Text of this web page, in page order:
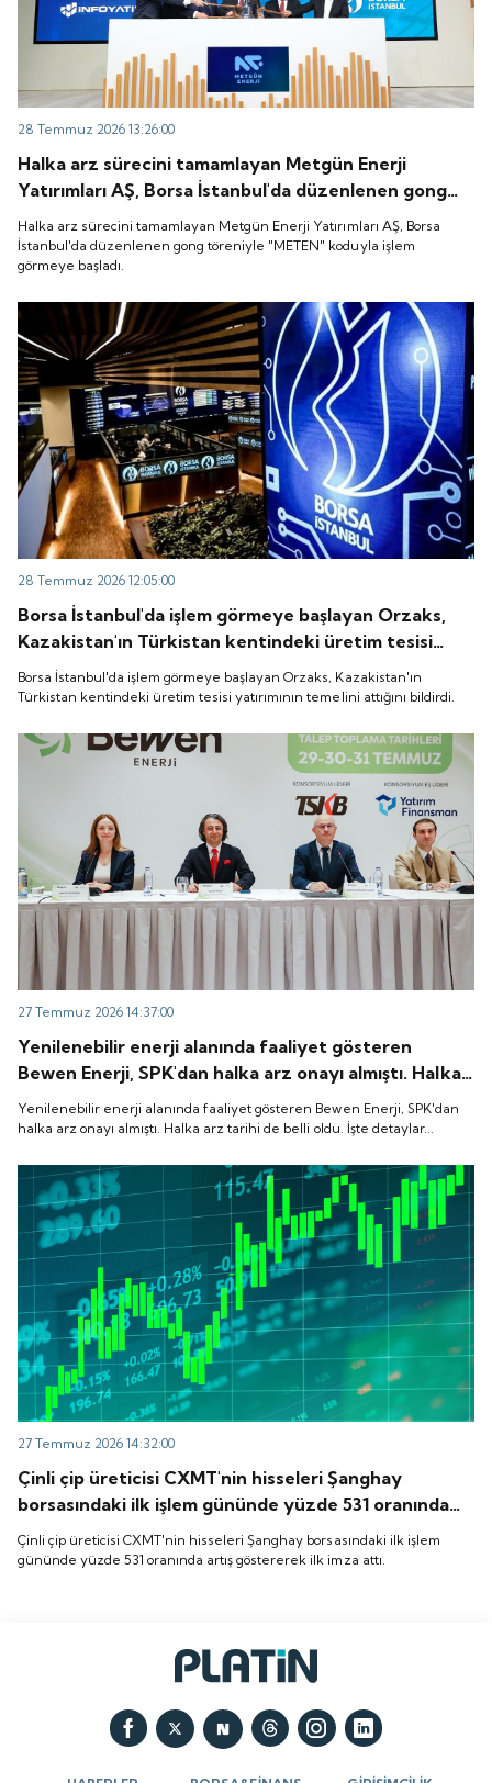
28 Temmuz 2026 13:26:00
Halka arz sürecini tamamlayan Metgün Enerji
Yatırımları AŞ, Borsa İstanbul'da düzenlenen gong
töreniyle "METEN" koduyla işlem görmeye başladı.
Halka arz sürecini tamamlayan Metgün Enerji Yatırımları AŞ, Borsa
İstanbul'da düzenlenen gong töreniyle "METEN" koduyla işlem
görmeye başladı.
28 Temmuz 2026 12:05:00
Borsa İstanbul'da işlem görmeye başlayan Orzaks,
Kazakistan'ın Türkistan kentindeki üretim tesisi
yatırımının temelini attığını bildirdi.
Borsa İstanbul'da işlem görmeye başlayan Orzaks, Kazakistan'ın
Türkistan kentindeki üretim tesisi yatırımının temelini attığını bildirdi.
27 Temmuz 2026 14:37:00
Yenilenebilir enerji alanında faaliyet gösteren
Bewen Enerji, SPK'dan halka arz onayı almıştı. Halka
arz tarihi de belli oldu. İşte detaylar...
Yenilenebilir enerji alanında faaliyet gösteren Bewen Enerji, SPK'dan
halka arz onayı almıştı. Halka arz tarihi de belli oldu. İşte detaylar...
27 Temmuz 2026 14:32:00
Çinli çip üreticisi CXMT'nin hisseleri Şanghay
borsasındaki ilk işlem gününde yüzde 531 oranında
artış göstererek ilk imza attı.
Çinli çip üreticisi CXMT'nin hisseleri Şanghay borsasındaki ilk işlem
gününde yüzde 531 oranında artış göstererek ilk imza attı.